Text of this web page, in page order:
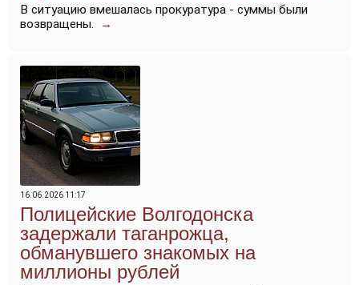
В ситуацию вмешалась прокуратура - суммы были
возвращены.
→
16.06.2026 11:17
Полицейские Волгодонска
задержали таганрожца,
обманувшего знакомых на
миллионы рублей